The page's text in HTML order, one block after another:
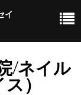
イ
/ネイル
）